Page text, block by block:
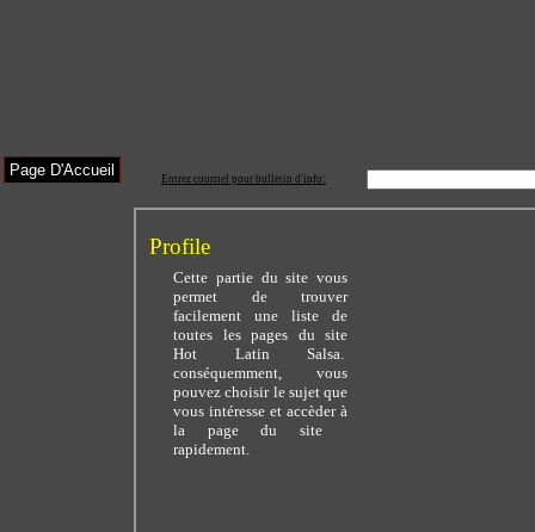
Entrez courriel pour bulletin d'info:
Page D'Accueil